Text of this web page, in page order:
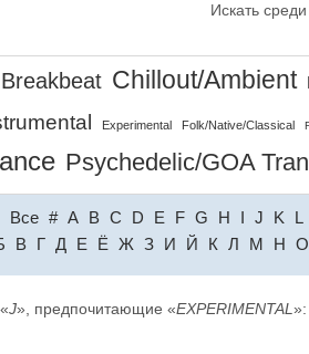
Искать
Chillout/Ambient
Experimental Folk/Native/Classical
Psychedelic/GOA
Все # A B C D E F G H I J K
L
В Г Д Е Ё Ж З И Й К Л М Н О
J», предпочитающие «EXPERIMENTAL